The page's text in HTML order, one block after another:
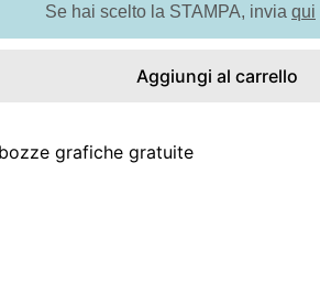
Se hai scelto la STAMPA, invia qui
Aggiungi al carrello
grafiche gratuite